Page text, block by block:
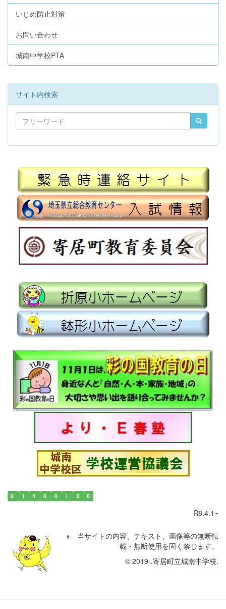
いじめ防止対策
お問い合わせ
城南中学校PTA
サイト内検索
0 1 4 0 0 1 3 8
R8.4.1~
※ 当サイトの内容、テキスト、画像等の無断転
載・無断使用を固く禁じます。
© 2019-.寄居町立城南中学校.